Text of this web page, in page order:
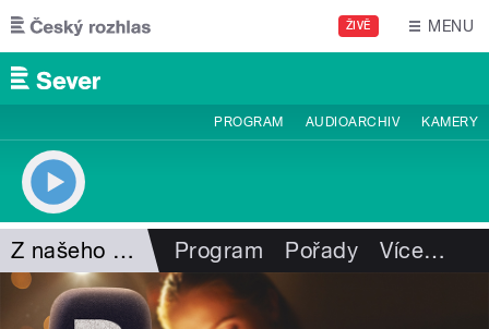
Přejít k hlavnímu obsahu
ŽIVĚ MENU
PROGRAM AUDIOARCHIV KAMERY
Z našeho vysílání Program Pořady Více…